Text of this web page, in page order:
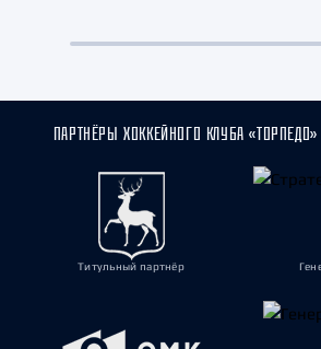
ПАРТНЁРЫ ХОККЕЙНОГО КЛУБА «ТОРПЕДО»
Титульный партнёр